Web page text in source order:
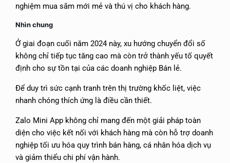
nghiệm mua sắm mới mẻ và thú vị cho khách hàng.
Nhìn chung
Ở giai đoạn cuối năm 2024 này, xu hướng chuyển đổi số
không chỉ tiếp tục tăng cao mà còn trở thành yếu tố quyết
định cho sự tồn tại của các doanh nghiệp Bán lẻ.
Để duy trì sức cạnh tranh trên thị trường khốc liệt, việc
nhanh chóng thích ứng là điều cần thiết.
Zalo Mini App không chỉ mang đến một giải pháp toàn
diện cho việc kết nối với khách hàng mà còn hỗ trợ doanh
nghiệp tối ưu hóa quy trình bán hàng, cá nhân hóa dịch vụ
và giảm thiểu chi phí vận hành.